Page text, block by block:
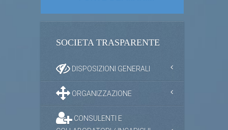
SOCIETA TRASPARENTE
DISPOSIZIONI GENERALI
ORGANIZZAZIONE
CONSULENTI E